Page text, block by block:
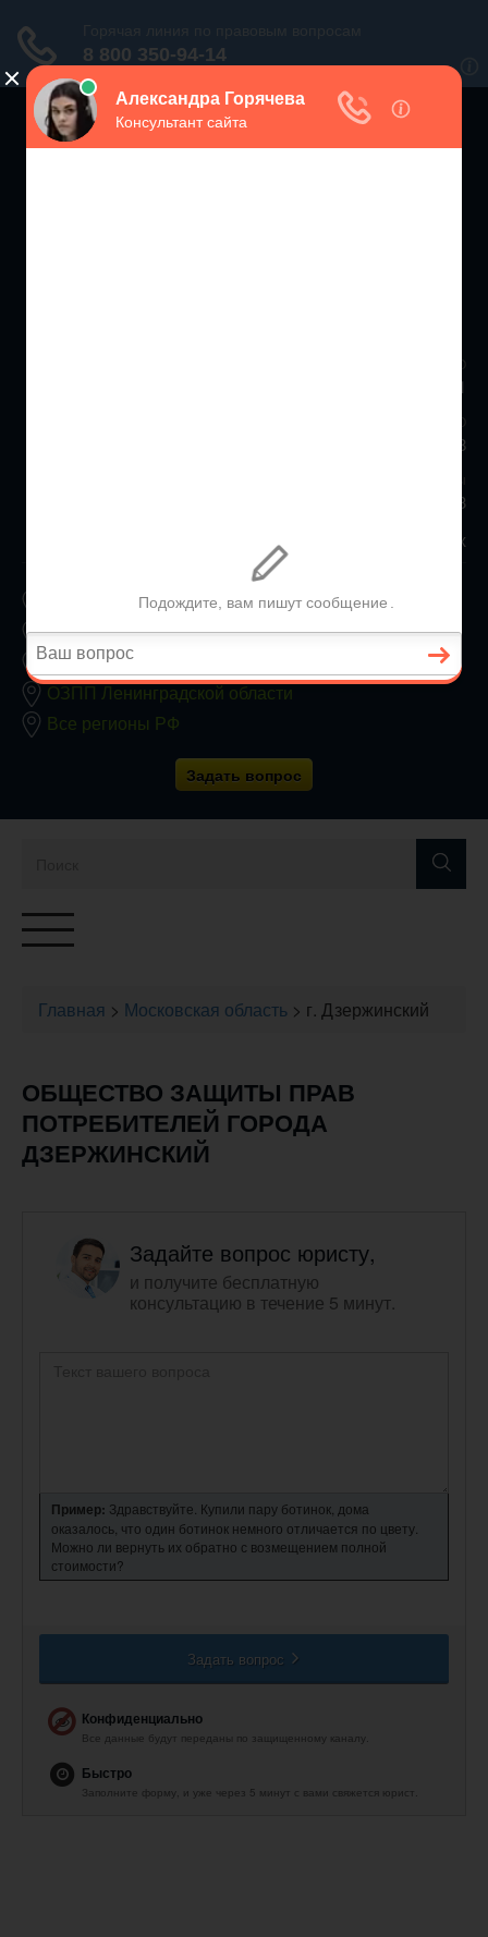
Москва и МО
+7 (499) 938-86-71
Санкт-Петербург и ЛО
+7 (812) 467-34-68
8 800 350 24 63
Заявки принимаются круглосуточно без выходных
ОЗПП Москвы
ОЗПП Московской области
ОЗПП Санкт-Петербурга
ОЗПП Ленинградской области
Все регионы РФ
Задать вопрос
Переключатель
Главная > Московская область > г. Дзержинский
ОБЩЕСТВО ЗАЩИТЫ ПРАВ
ПОТРЕБИТЕЛЕЙ ГОРОДА
ДЗЕРЖИНСКИЙ
Задайте вопрос юристу,
и получите бесплатную
консультацию в течение 5 минут.
Пример: Здравствуйте. Купили пару ботинок, дома
оказалось, что один ботинок немного отличается по цвету.
Можно ли вернуть их обратно с возмещением полной
стоимости?
Задать вопрос
Конфиденциально
Все данные будут переданы по защищенному каналу.
Быстро
Заполните форму, и уже через 5 минут с вами свяжется юрист.